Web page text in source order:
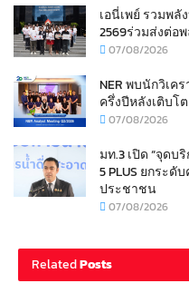
เอนี่เพย์ รวมพ
2569ร่วมส่งต่อ
07/08/2026
NER พบนักวิเค
ครึ่งปีหลังเติบโ
07/08/2026
มท.3 เปิด “จุดบ
5 PLUS ยกระ
ประชาชน
07/08/2026
RelatedPosts